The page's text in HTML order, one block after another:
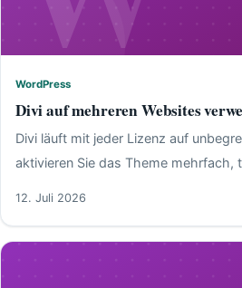
WordPress
Divi auf mehreren Websites
Divi läuft mit jeder Lizenz auf
aktivieren Sie das Theme mehrfach,
12. Juli 2026